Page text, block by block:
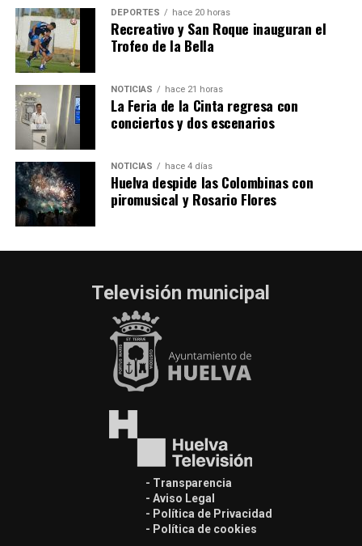
hace 5 días· Huelvatv
DEPORTES hace 20 horas
Recreativo y San Roque inauguran el
Trofeo de la Bella
NOTICIAS hace 21 horas
La Feria de la Cinta regresa con
conciertos y dos escenarios
NOTICIAS hace 4 días
Huelva despide las Colombinas con
piromusical y Rosario Flores
Televisión municipal
- Transparencia
- Aviso Legal
- Política de Privacidad
- Política de cookies